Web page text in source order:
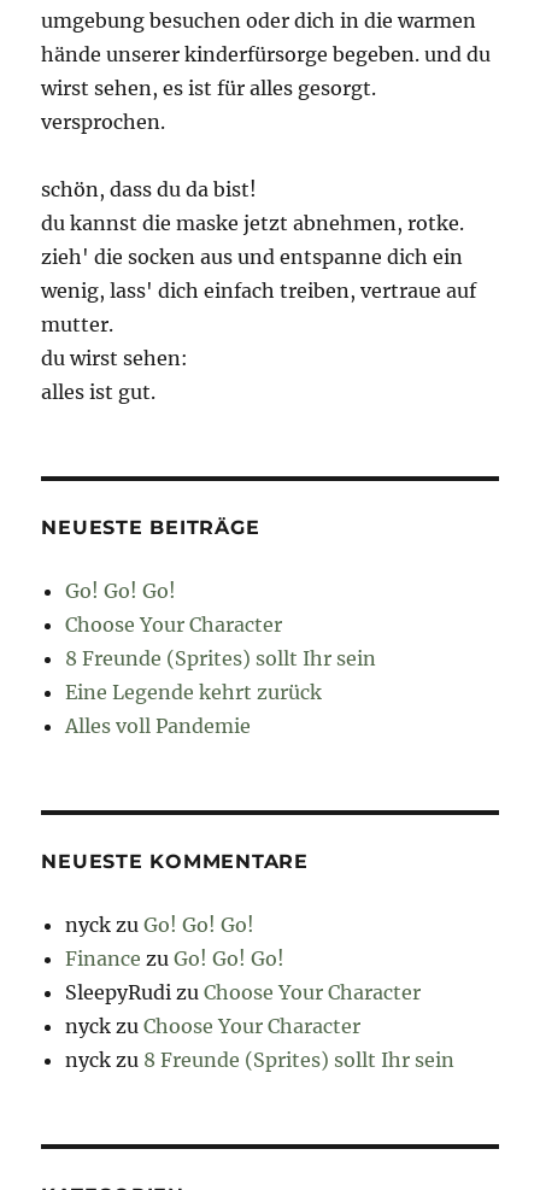
umgebung besuchen oder dich in die warmen
hände unserer kinderfürsorge begeben. und du
wirst sehen, es ist für alles gesorgt.
versprochen.
schön, dass du da bist!
du kannst die maske jetzt abnehmen, rotke.
zieh' die socken aus und entspanne dich ein
wenig, lass' dich einfach treiben, vertraue auf
mutter.
du wirst sehen:
alles ist gut.
NEUESTE BEITRÄGE
Go! Go! Go!
Choose Your Character
8 Freunde (Sprites) sollt Ihr sein
Eine Legende kehrt zurück
Alles voll Pandemie
NEUESTE KOMMENTARE
nyck zuGo! Go! Go!
Finance zuGo! Go! Go!
SleepyRudi zuChoose Your Character
nyck zuChoose Your Character
nyck zu 8 Freunde (Sprites) sollt Ihr sein